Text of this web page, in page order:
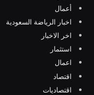
أعمال
اخبار الرياضة السعودية
اخر الاخبار
استثمار
اعمال
اقتصاد
اقتصاديات